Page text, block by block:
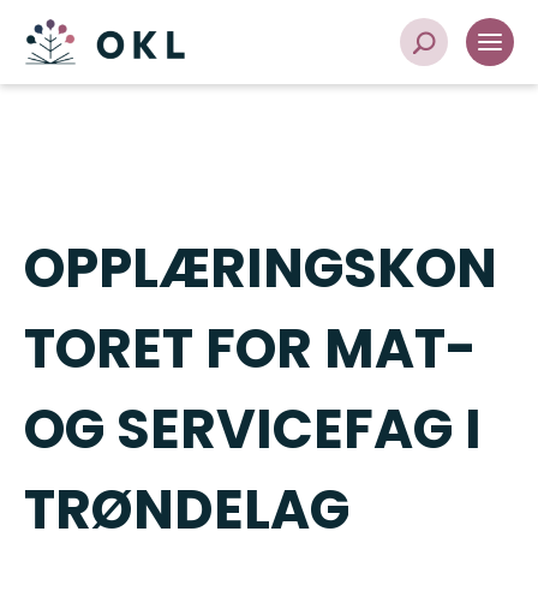
OPPLÆRINGSKON
TORET FOR MAT-
OG SERVICEFAG I
TRØNDELAG